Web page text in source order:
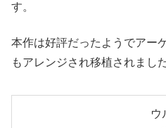
す。
本作は好評だったようでアー
もアレンジされ移植されました
ウ